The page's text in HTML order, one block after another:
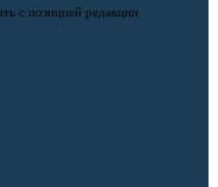
с позицией редакции